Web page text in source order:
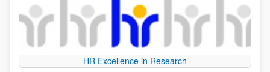
HR Excellence in Research